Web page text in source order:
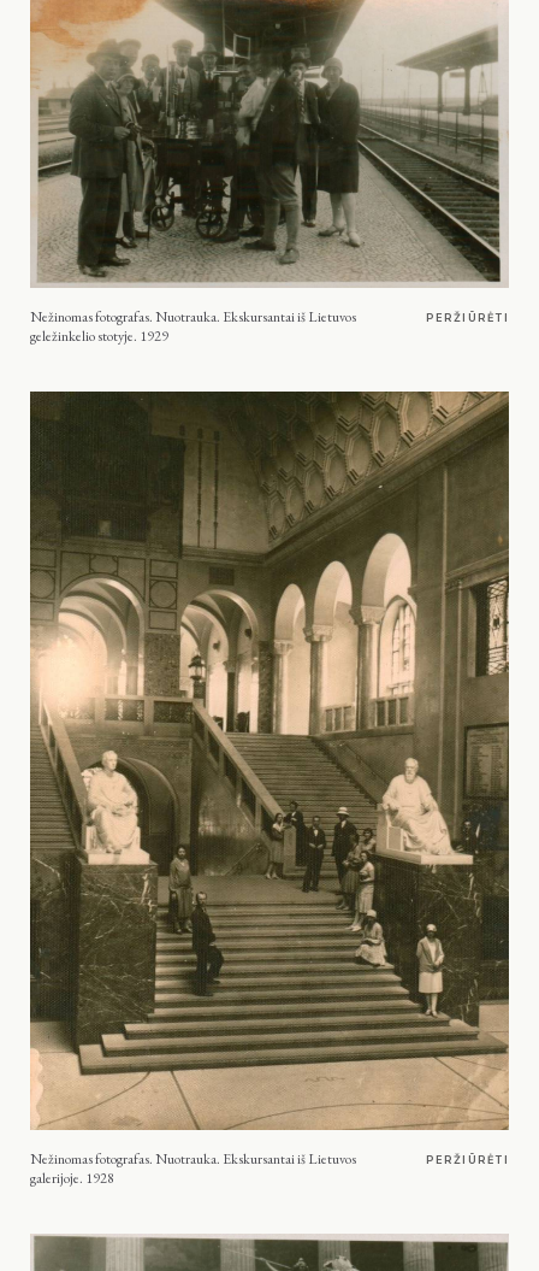
Nežinomas fotografas. Nuotrauka. Ekskursantai iš Lietuvos
geležinkelio stotyje. 1929
PERŽIŪRĖTI
Nežinomas fotografas. Nuotrauka. Ekskursantai iš Lietuvos
galerijoje. 1928
PERŽIŪRĖTI